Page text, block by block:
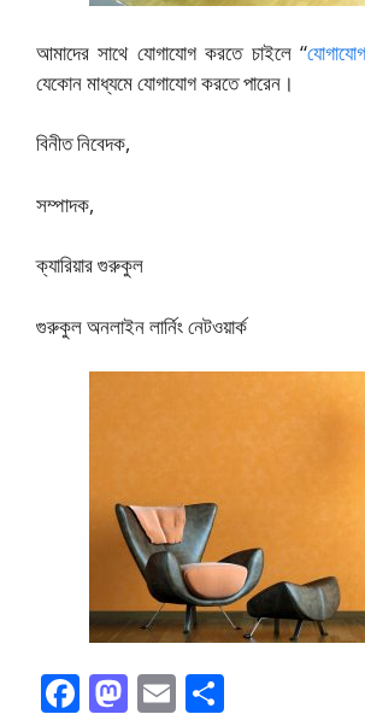
আমাদের সাথে যোগাযোগ করতে চাইলে “
যেকোন মাধ্যমে যোগাযোগ করতে পারেন।
বিনীত নিবেদক,
সম্পাদক,
ক্যারিয়ার গুরুকুল
গুরুকুল অনলাইন লার্নিং নেটওয়ার্ক
F M E